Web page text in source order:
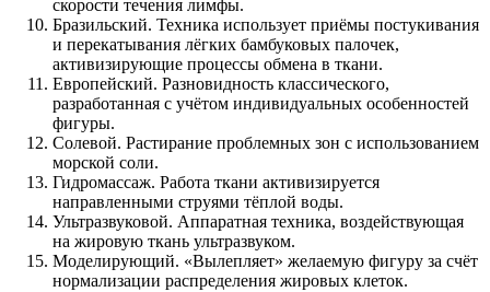
скорости течения лимфы.
Бразильский. Техника использует приёмы постукивания
и перекатывания лёгких бамбуковых палочек,
активизирующие процессы обмена в ткани.
Европейский. Разновидность классического,
разработанная с учётом индивидуальных особенностей
фигуры.
Солевой. Растирание проблемных зон с использованием
морской соли.
Гидромассаж. Работа ткани активизируется
направленными струями тёплой воды.
Ультразвуковой. Аппаратная техника, воздействующая
на жировую ткань ультразвуком.
Моделирующий. «Вылепляет» желаемую фигуру за счёт
нормализации распределения жировых клеток.